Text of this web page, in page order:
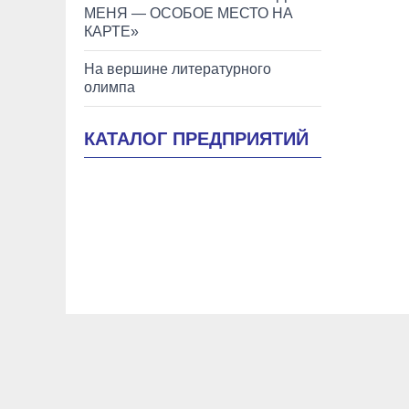
МЕНЯ — ОСОБОЕ МЕСТО НА
КАРТЕ»
На вершине литературного
олимпа
КАТАЛОГ ПРЕДПРИЯТИЙ